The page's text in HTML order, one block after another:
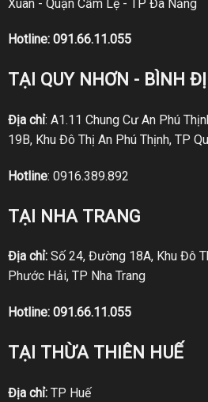
Xuân - Quận Cẩm Lệ - TP Đà Nẵng
Hotline: 091.66.11.055
TẠI QUY NHƠN - BÌNH
Địa chỉ: A1.11 Chung Cư An Phú
19B, Khu Đô Thị An Phú Thịnh, TP
Hotline: 0916.389.892
TẠI NHA TRANG
Địa chỉ:Số 24, Đường 18A, Khu Đô
Phước Hải, TP Nha Trang
Hotline: 091.66.11.055
TẠI THỪA THIÊN HUẾ
Địa chỉ:TP Huế